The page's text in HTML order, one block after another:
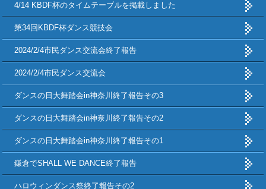
4/14 KBDF杯のタイムテーブルを掲載しました
第34回KBDF杯ダンス競技会
2024/2/4市民ダンス交流会終了報告
2024/2/4市民ダンス交流会
ダンスの日大舞踏会in神奈川終了報告その3
ダンスの日大舞踏会in神奈川終了報告その2
ダンスの日大舞踏会in神奈川終了報告その1
鎌倉でSHALL WE DANCE終了報告
ハロウィンダンス祭終了報告その2